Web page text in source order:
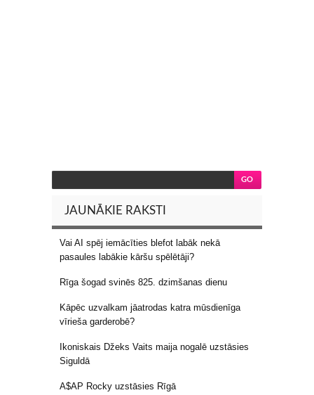
JAUNĀKIE RAKSTI
Vai AI spēj iemācīties blefot labāk nekā
pasaules labākie kāršu spēlētāji?
Rīga šogad svinēs 825. dzimšanas dienu
Kāpēc uzvalkam jāatrodas katra mūsdienīga
vīrieša garderobē?
Ikoniskais Džeks Vaits maija nogalē uzstāsies
Siguldā
A$AP Rocky uzstāsies Rīgā